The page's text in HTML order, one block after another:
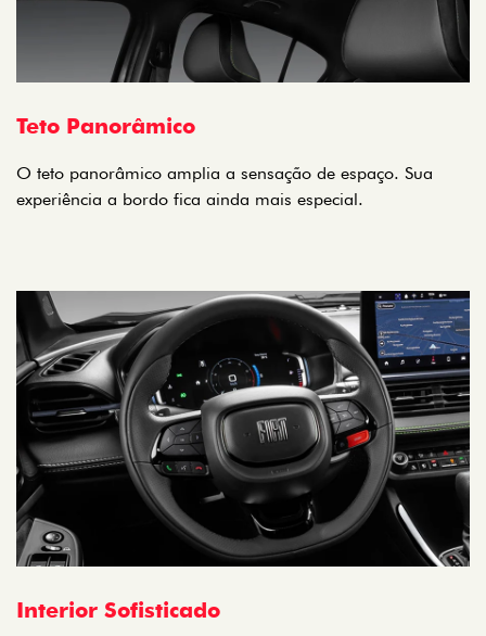
Teto Panorâmico
O teto panorâmico amplia a sensação de espaço. Sua
experiência a bordo fica ainda mais especial.
Interior Sofisticado